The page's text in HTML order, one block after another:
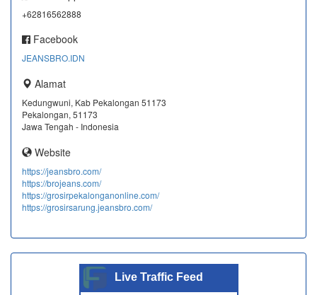
+62816562888
Facebook
JEANSBRO.IDN
Alamat
Kedungwuni, Kab Pekalongan 51173
Pekalongan, 51173
Jawa Tengah - Indonesia
Website
https://jeansbro.com/
https://brojeans.com/
https://grosirpekalonganonline.com/
https://grosirsarung.jeansbro.com/
Live Traffic Feed